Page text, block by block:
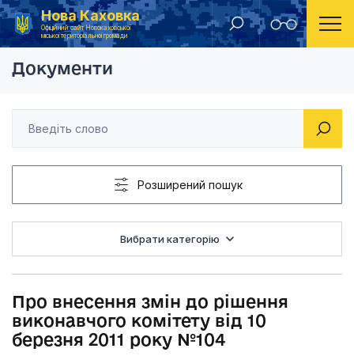
Нова Каховка
Офіційний сайт Новокаховської
міської територіальної громади
Головна Рішення виконавчого комітету Новокаховської міської ради 2012 року Про внесення змін
Документи
Розширений пошук
Вибрати категорію
Про внесення змін до рішення
виконавчого комітету від 10
березня 2011 року №104